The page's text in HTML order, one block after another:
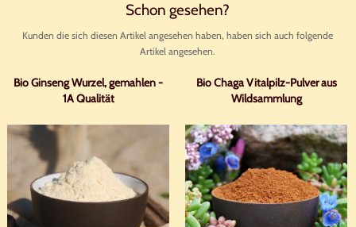
Schon gesehen?
Kunden die sich diesen Artikel angesehen haben, haben sich auch folgende
Artikel angesehen.
Bio Ginseng Wurzel, gemahlen -
1A Qualität
Bio Chaga Vitalpilz-Pulver aus
Wildsammlung